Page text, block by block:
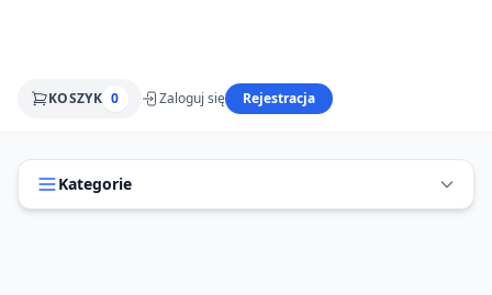
KOSZYK 0 Zaloguj się Rejestracja
Kategorie